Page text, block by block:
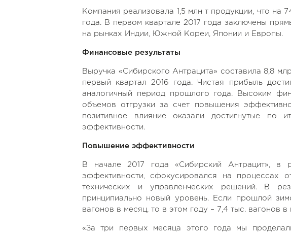
Компания реализовала 1,5 млн т продукции, что на
года. В первом квартале 2017 года заключены
на рынках Индии, Южной Кореи, Японии и Европы.
Финансовые результаты
Выручка «Сибирского Антрацита» составила 8,8
первый квартал 2016 года. Чистая прибыль
аналогичный период прошлого года. Высоким
объемов отгрузки за счет повышения
позитивное влияние оказали достигнутые по
эффективности.
Повышение эффективности
В начале 2017 года «Сибирский Антрацит», в
эффективности, сфокусировался на процессах
технических и управленческих решений. В
принципиально новый уровень. Если прошлой
вагонов в месяц, то в этом году – 7,4 тыс. вагонов в
«За три первых месяца этого года мы